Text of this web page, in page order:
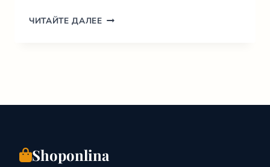
ЧИТАЙТЕ ДАЛЕЕИНТЕРНЕТ
И
Shoponlina